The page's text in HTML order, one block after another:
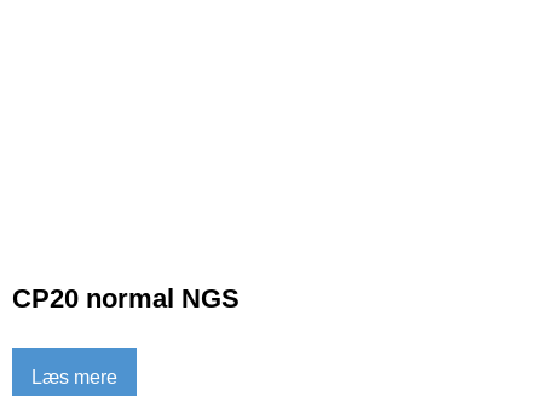
CP20 normal NGS
Læs mere